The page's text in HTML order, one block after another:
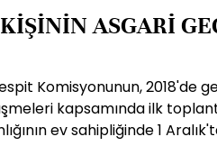
ASGARİ
Komisyonunun, 2018'de
kapsamında ilk
ev sahipliğinde 1